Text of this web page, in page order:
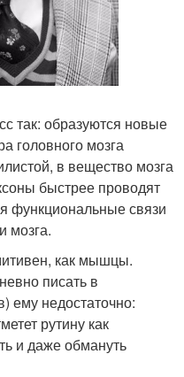
так: образуются новые
головного мозга
в вещество мозга
быстрее проводят
функциональные связи
мозга.
как мышцы.
писать в
ему недостаточно:
рутину как
и даже обмануть